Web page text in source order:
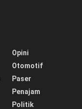
Opini
Otomotif
Paser
Penajam
Politik